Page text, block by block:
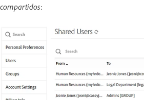
compartidos: